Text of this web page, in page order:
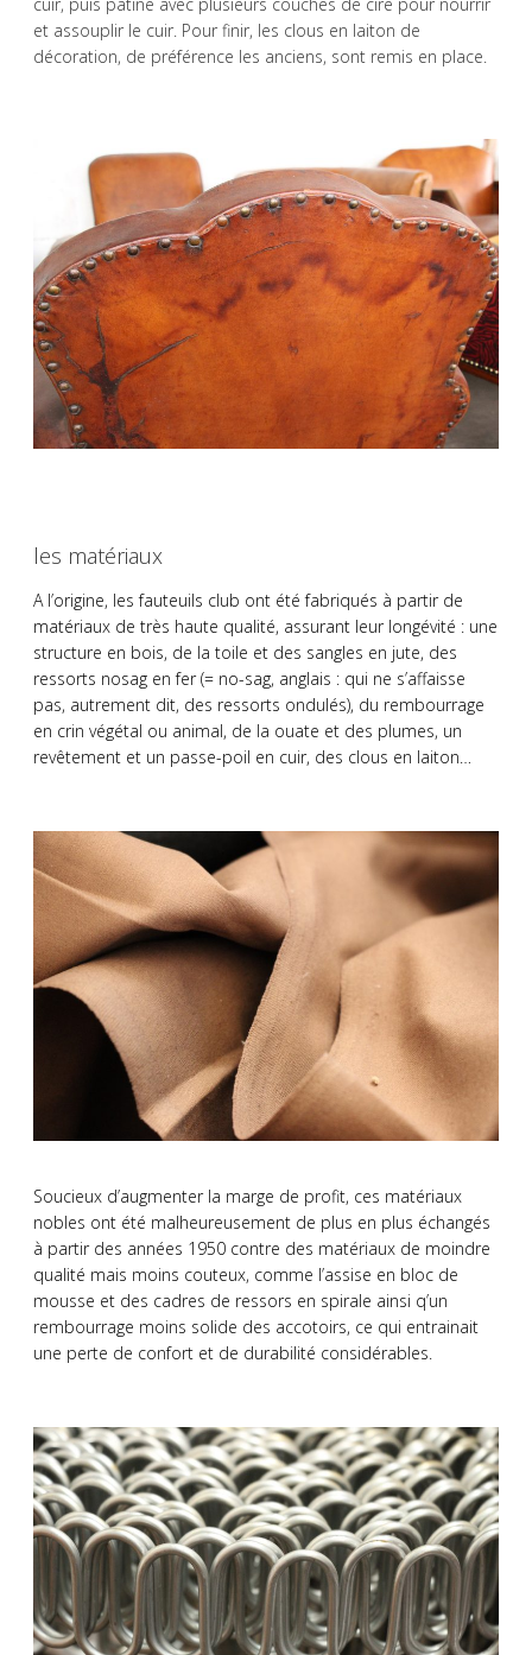
et assouplir le cuir. Pour finir, les clous en laiton de
décoration, de préférence les anciens, sont remis en place.
les matériaux
A l’origine, les fauteuils club ont été fabriqués à partir de
matériaux de très haute qualité, assurant leur longévité : une
structure en bois, de la toile et des sangles en jute, des
ressorts nosag en fer (= no-sag, anglais : qui ne s’affaisse
pas, autrement dit, des ressorts ondulés), du rembourrage
en crin végétal ou animal, de la ouate et des plumes, un
revêtement et un passe-poil en cuir, des clous en laiton…
Soucieux d’augmenter la marge de profit, ces matériaux
nobles ont été malheureusement de plus en plus échangés
à partir des années 1950 contre des matériaux de moindre
qualité mais moins couteux, comme l’assise en bloc de
mousse et des cadres de ressors en spirale ainsi q’un
rembourrage moins solide des accotoirs, ce qui entrainait
une perte de confort et de durabilité considérables.